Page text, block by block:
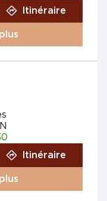
Itinéraire
Itinéraire